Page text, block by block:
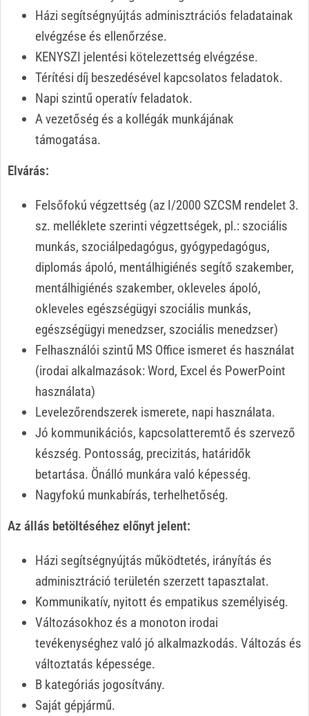
Házi segítségnyújtás adminisztrációs feladatainak
elvégzése és ellenőrzése.
KENYSZI jelentési kötelezettség elvégzése.
Térítési díj beszedésével kapcsolatos feladatok.
Napi szintű operatív feladatok.
A vezetőség és a kollégák munkájának
támogatása.
Elvárás:
Felsőfokú végzettség (az I/2000 SZCSM rendelet 3.
sz. melléklete szerinti végzettségek, pl.: szociális
munkás, szociálpedagógus, gyógypedagógus,
diplomás ápoló, mentálhigiénés segítő szakember,
mentálhigiénés szakember, okleveles ápoló,
okleveles egészségügyi szociális munkás,
egészségügyi menedzser, szociális menedzser)
Felhasználói szintű MS Office ismeret és használat
(irodai alkalmazások: Word, Excel és PowerPoint
használata)
Levelezőrendszerek ismerete, napi használata.
Jó kommunikációs, kapcsolatteremtő és szervező
készség. Pontosság, precizitás, határidők
betartása. Önálló munkára való képesség.
Nagyfokú munkabírás, terhelhetőség.
Az állás betöltéséhez előnyt jelent:
Házi segítségnyújtás működtetés, irányítás és
adminisztráció területén szerzett tapasztalat.
Kommunikatív, nyitott és empatikus személyiség.
Változásokhoz és a monoton irodai
tevékenységhez való jó alkalmazkodás. Változás és
változtatás képessége.
B kategóriás jogosítvány.
Saját gépjármű.